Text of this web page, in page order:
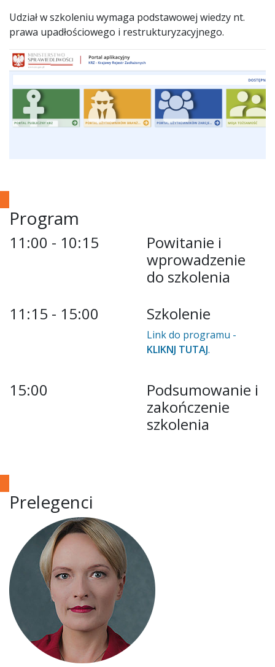
Udział w szkoleniu wymaga podstawowej wiedzy nt.
prawa upadłościowego i restrukturyzacyjnego.
Program
11:00 - 10:15
Powitanie i
wprowadzenie
do szkolenia
11:15 - 15:00
Szkolenie
Link do programu -
KLIKNJ TUTAJ.
15:00
Podsumowanie i
zakończenie
szkolenia
Prelegenci